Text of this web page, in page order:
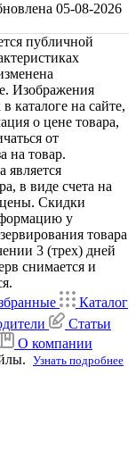
05-08-2026
публичной
Изображения
каталоге на сайте,
о цене товара,
от
на товар.
является
в виде счета на
цены. Скидки
у
товара
3 (трех) дней
снимается и
Каталог
Статьи
О компании
Узнать подробнее